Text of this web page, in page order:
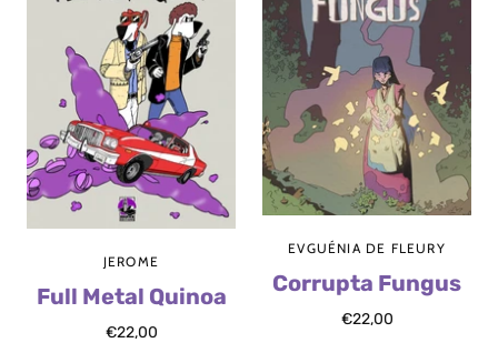
JEROME
Full Metal Quinoa
€22,00
EVGUÉNIA DE FLEURY
Corrupta Fungus
€22,00